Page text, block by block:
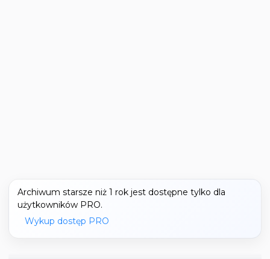
Archiwum starsze niż 1 rok jest dostępne tylko dla
użytkowników PRO.
Wykup dostęp PRO